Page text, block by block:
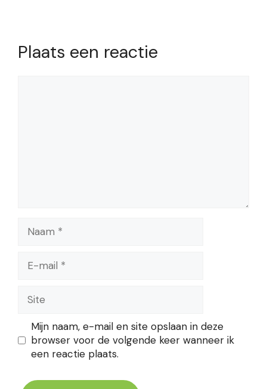
Plaats een reactie
mail
Mijn naam, e-mail en site opslaan in deze
browser voor de volgende keer wanneer ik
een reactie plaats.